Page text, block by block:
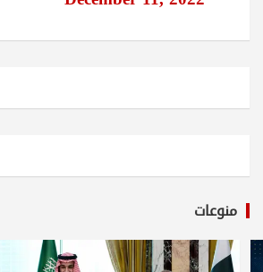
منوعات